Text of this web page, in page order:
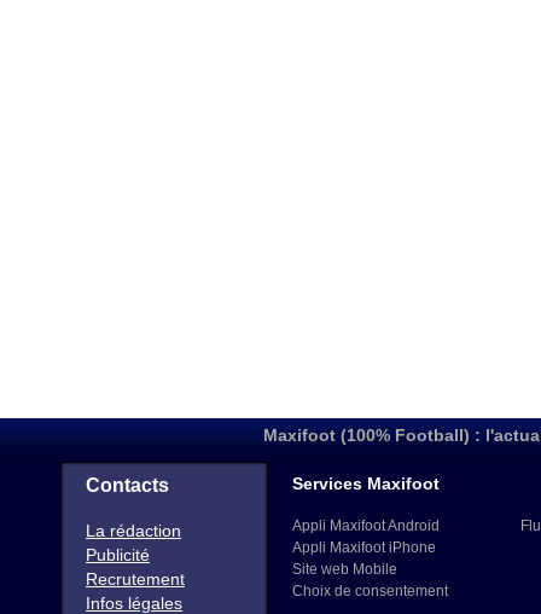
Maxifoot (100% Football) :
Contacts
La rédaction
Publicité
Recrutement
Infos légales
Services Maxifoot
Appli Maxifoot Android
Appli Maxifoot iPhone
Site web Mobile
Choix de consentement